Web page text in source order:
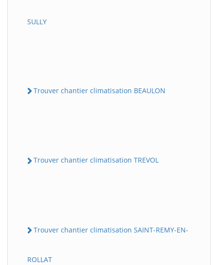
SULLY
Trouver chantier climatisation BEAULON
Trouver chantier climatisation TREVOL
Trouver chantier climatisation SAINT-REMY-EN-
ROLLAT